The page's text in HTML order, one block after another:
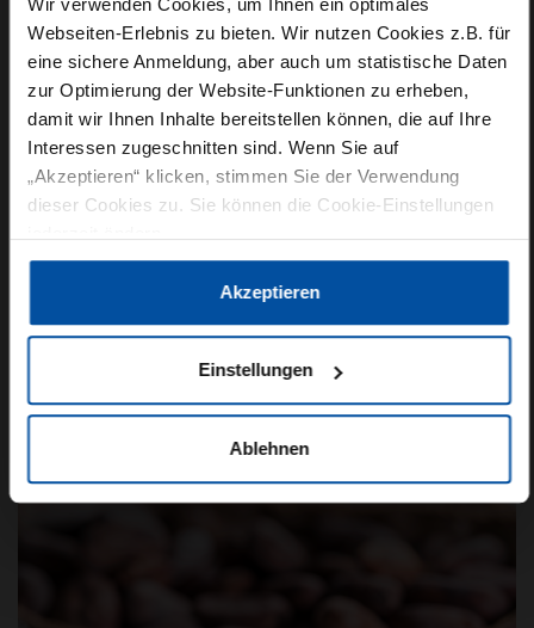
Wir verwenden Cookies, um Ihnen ein optimales
Webseiten-Erlebnis zu bieten. Wir nutzen Cookies z.B. für
eine sichere Anmeldung, aber auch um statistische Daten
zur Optimierung der Website-Funktionen zu erheben,
damit wir Ihnen Inhalte bereitstellen können, die auf Ihre
Interessen zugeschnitten sind. Wenn Sie auf
„Akzeptieren“ klicken, stimmen Sie der Verwendung
dieser Cookies zu. Sie können die Cookie-Einstellungen
Datenschutzerklärung|Impressum
Akzeptieren
Einstellungen
Ablehnen
AKTUELLES MAGAZIN ZUTATEN FOOD DESIGN
15. November 2021
GESUNDE SEHNEN UND BÄNDER
Eine hohe Leistung kann nur erbracht werden,
wenn Sportler verletzungs- und schmerzfrei
sind. Und genau für diese Bereiche gibt es
bislang kaum…